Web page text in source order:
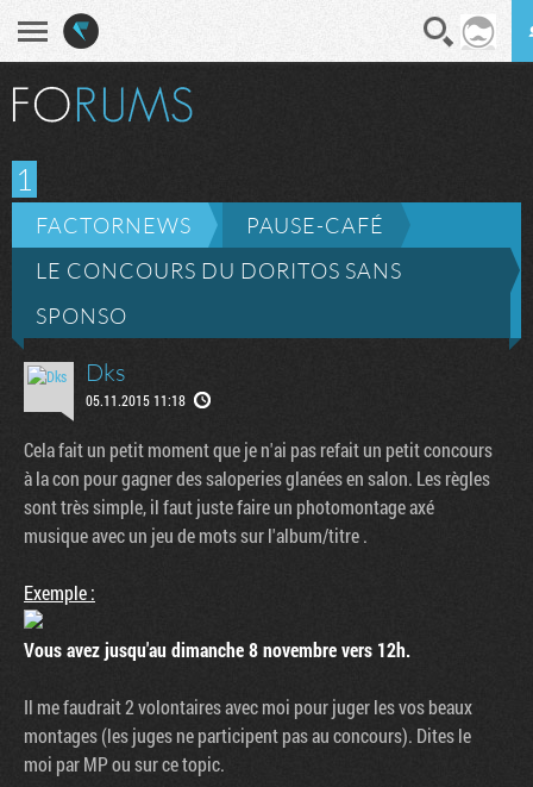
1
FACTORNEWS
PAUSE-CAFÉ
LE CONCOURS DU DORITOS SANS
SPONSO
Dks
05.11.2015 11:18
Cela fait un petit moment que je n'ai pas refait un petit concours
à la con pour gagner des saloperies glanées en salon. Les règles
sont très simple, il faut juste faire un photomontage axé
musique avec un jeu de mots sur l'album/titre .
Exemple :
Vous avez jusqu'au dimanche 8 novembre vers 12h.
Il me faudrait 2 volontaires avec moi pour juger les vos beaux
montages (les juges ne participent pas au concours). Dites le
moi par MP ou sur ce topic.